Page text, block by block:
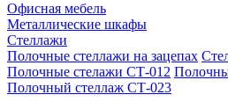
Офисная мебель
Металлические шкафы
Стеллажи
Полочные стеллажи на зацепах
Полочные стелажи СТ-012
Полочный стеллаж СТ-023